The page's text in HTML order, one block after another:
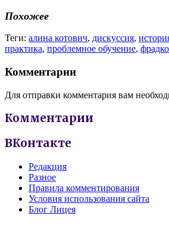
Похожее
Теги: алина котович, дискуссия,
практика, проблемное обучение,
Комментарии
Для отправки комментария вам
Комментарии
ВКонтакте
Редакция
Разное
Правила комментирования
Условия использования сайта
Блог Лицея